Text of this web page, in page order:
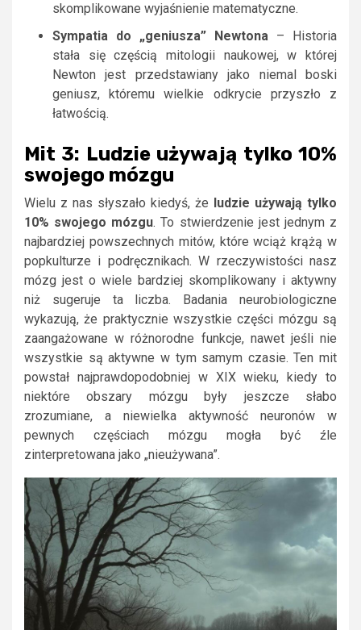
skomplikowane wyjaśnienie matematyczne.
Sympatia do „geniusza” Newtona – Historia
stała się częścią mitologii naukowej, w której
Newton jest przedstawiany jako niemal boski
geniusz, któremu wielkie odkrycie przyszło z
łatwością.
Mit 3: Ludzie używają tylko 10%
swojego mózgu
Wielu z nas słyszało kiedyś, że
ludzie używają tylko
10% swojego mózgu. To stwierdzenie jest jednym z
najbardziej powszechnych mitów, które wciąż krążą w
popkulturze i podręcznikach. W rzeczywistości nasz
mózg jest o wiele bardziej skomplikowany i aktywny
niż sugeruje ta liczba. Badania neurobiologiczne
wykazują, że praktycznie wszystkie części mózgu są
zaangażowane w różnorodne funkcje, nawet jeśli nie
wszystkie są aktywne w tym samym czasie. Ten mit
powstał najprawdopodobniej w XIX wieku, kiedy to
niektóre obszary mózgu były jeszcze słabo
zrozumiane, a niewielka aktywność neuronów w
pewnych częściach mózgu mogła być źle
zinterpretowana jako „nieużywana”.